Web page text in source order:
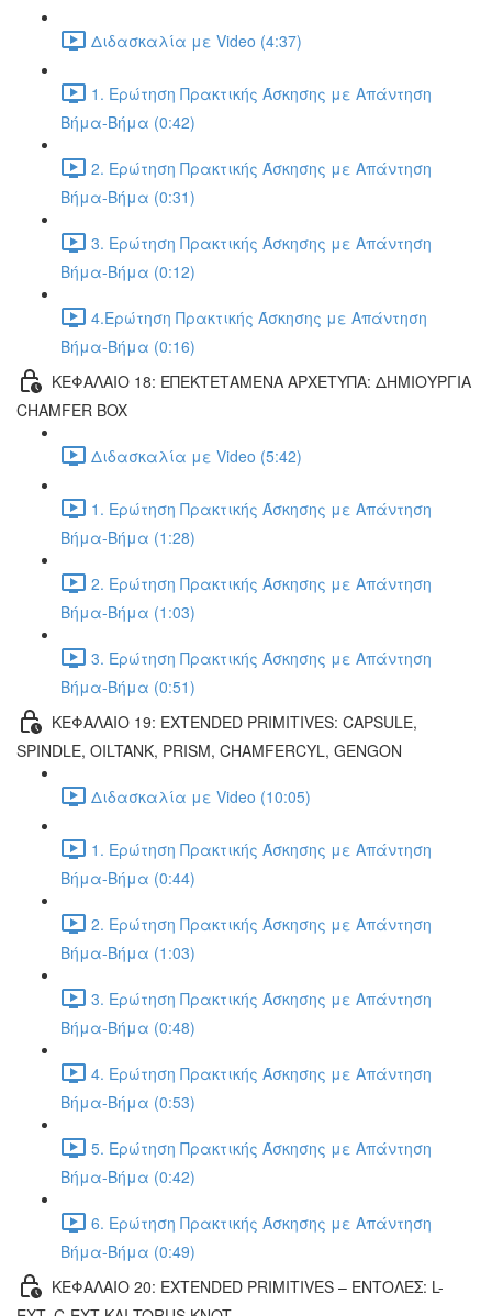
Διδασκαλία με Video (4:37)
1. Ερώτηση Πρακτικής Άσκησης με Απάντηση
Βήμα-Βήμα (0:42)
2. Ερώτηση Πρακτικής Άσκησης με Απάντηση
Βήμα-Βήμα (0:31)
3. Ερώτηση Πρακτικής Άσκησης με Απάντηση
Βήμα-Βήμα (0:12)
4.Ερώτηση Πρακτικής Άσκησης με Απάντηση
Βήμα-Βήμα (0:16)
ΚΕΦΑΛΑΙΟ 18: ΕΠΕΚΤΕΤΑΜΕΝΑ ΑΡΧΕΤΥΠΑ: ΔΗΜΙΟΥΡΓΙΑ
CHAMFER BOX
Διδασκαλία με Video (5:42)
1. Ερώτηση Πρακτικής Άσκησης με Απάντηση
Βήμα-Βήμα (1:28)
2. Ερώτηση Πρακτικής Άσκησης με Απάντηση
Βήμα-Βήμα (1:03)
3. Ερώτηση Πρακτικής Άσκησης με Απάντηση
Βήμα-Βήμα (0:51)
ΚΕΦΑΛΑΙΟ 19: EXTENDED PRIMITIVES: CAPSULE,
SPINDLE, OILTANK, PRISM, CHAMFERCYL, GENGON
Διδασκαλία με Video (10:05)
1. Ερώτηση Πρακτικής Άσκησης με Απάντηση
Βήμα-Βήμα (0:44)
2. Ερώτηση Πρακτικής Άσκησης με Απάντηση
Βήμα-Βήμα (1:03)
3. Ερώτηση Πρακτικής Άσκησης με Απάντηση
Βήμα-Βήμα (0:48)
4. Ερώτηση Πρακτικής Άσκησης με Απάντηση
Βήμα-Βήμα (0:53)
5. Ερώτηση Πρακτικής Άσκησης με Απάντηση
Βήμα-Βήμα (0:42)
6. Ερώτηση Πρακτικής Άσκησης με Απάντηση
Βήμα-Βήμα (0:49)
ΚΕΦΑΛΑΙΟ 20: EXTENDED PRIMITIVES – ΕΝΤΟΛΕΣ: L-